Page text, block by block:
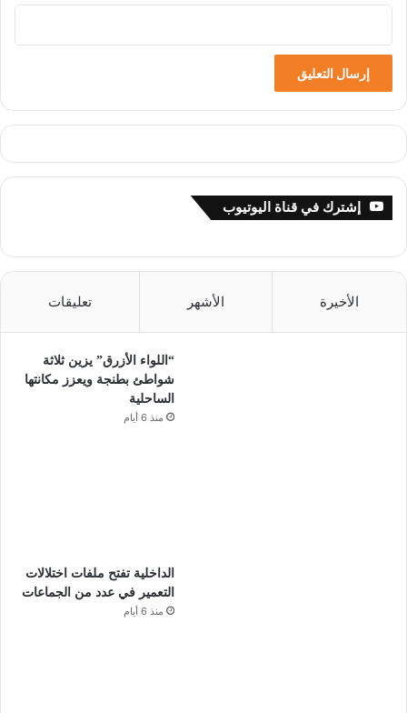
إشترك في قناة اليوتيوب
الأخيرة الأشهر تعليقات
“اللواء الأزرق” يزين ثلاثة
شواطئ بطنجة ويعزز مكانتها
الساحلية
منذ 6 أيام
الداخلية تفتح ملفات اختلالات
التعمير في عدد من الجماعات
منذ 6 أيام